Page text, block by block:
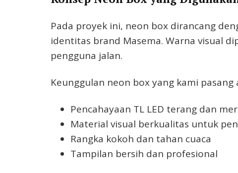
Pada proyek ini, neon box dirancang
identitas brand Masema. Warna visual
pengguna jalan.
Keunggulan neon box yang kami pasang
Pencahayaan TL LED terang dan
Material visual berkualitas untuk
Rangka kokoh dan tahan cuaca
Tampilan bersih dan profesional